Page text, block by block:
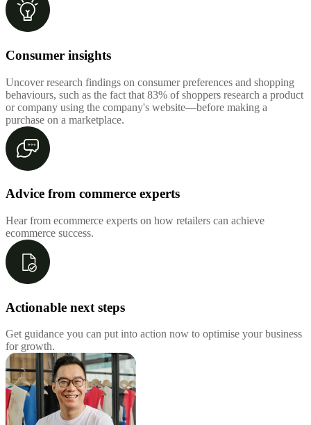
Consumer insights
Uncover research findings on consumer preferences and shopping
behaviours, such as the fact that 83% of shoppers research a product
or company using the company's website—before making a
purchase on a marketplace.
Advice from commerce experts
Hear from ecommerce experts on how retailers can achieve
ecommerce success.
Actionable next steps
Get guidance you can put into action now to optimise your business
for growth.